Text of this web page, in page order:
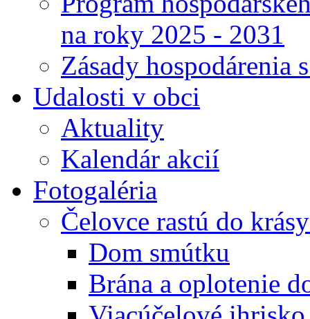
na roky 2025 - 2031
Zásady hospodárenia
Udalosti v obci
Aktuality
Kalendár akcií
Fotogaléria
Čelovce rastú do
Dom smútku
Brána a oplotenie